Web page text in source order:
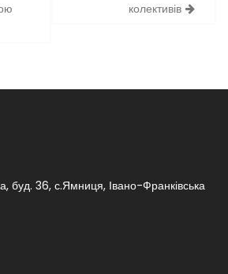
колективів
буд. 36, с.Ямниця, Івано-Франківська